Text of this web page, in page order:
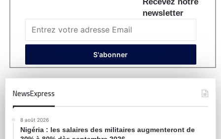
newsletter
NewsExpress
8 août 2026
Nigéria : les salaires des militaires augmenteront de